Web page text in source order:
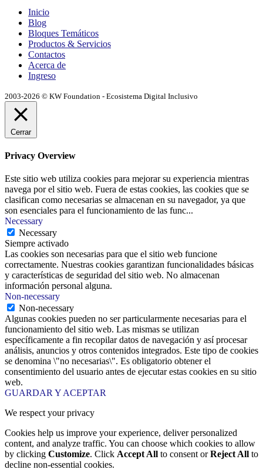
Inicio
Blog
Bloques Temáticos
Productos & Servicios
Contactos
Acerca de
Ingreso
2003-2026 © KW Foundation - Ecosistema Digital Inclusivo
Cerrar
Privacy Overview
Este sitio web utiliza cookies para mejorar su experiencia mientras
navega por el sitio web. Fuera de estas cookies, las cookies que se
clasifican como necesarias se almacenan en su navegador, ya que
son esenciales para el funcionamiento de las func...
Necessary
Necessary
Siempre activado
Las cookies son necesarias para que el sitio web funcione
correctamente. Nuestras cookies garantizan funcionalidades básicas
y características de seguridad del sitio web. No almacenan
información personal alguna.
Non-necessary
Non-necessary
Algunas cookies pueden no ser particularmente necesarias para el
funcionamiento del sitio web. Las mismas se utilizan
específicamente a fin recopilar datos de navegación y así procesar
análisis, anuncios y otros contenidos integrados. Este tipo de cookies
se denomina \"no necesarias\". Es obligatorio obtener el
consentimiento del usuario antes de ejecutar estas cookies en su sitio
web.
GUARDAR Y ACEPTAR
We respect your privacy
Cookies help us improve your experience, deliver personalized
content, and analyze traffic. You can choose which cookies to allow
by clicking Customize. Click Accept All to consent orReject All to
decline non-essential cookies.